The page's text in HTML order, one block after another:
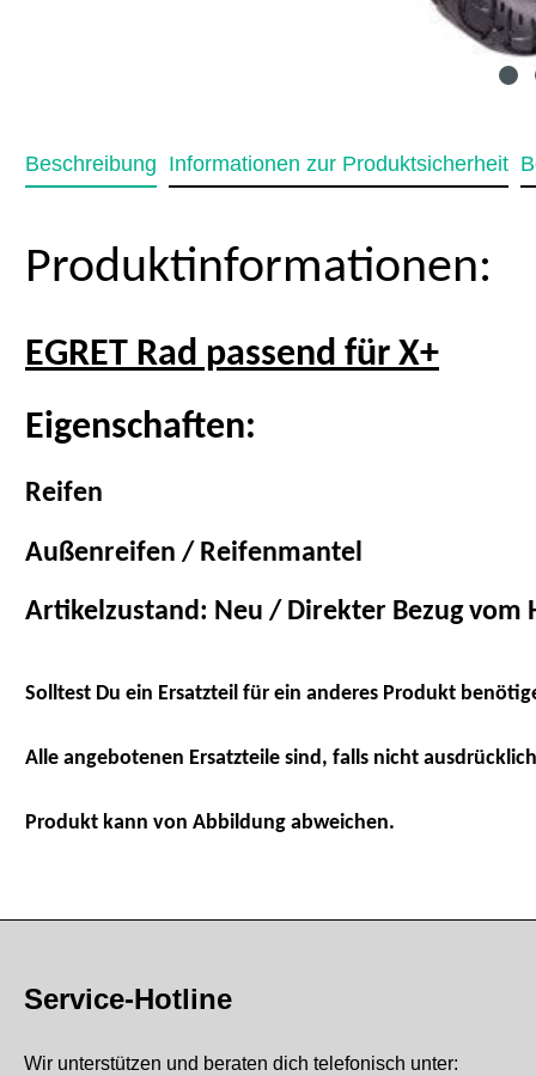
Beschreibung Informationen zur Produktsicherheit
Produktinformationen:
EGRET Rad passend für X+
Eigenschaften:
Reifen
Außenreifen / Reifenmantel
Artikelzustand: Neu / Direkter Bezug vom
Solltest Du ein Ersatzteil für ein anderes Produkt
Alle angebotenen Ersatzteile sind, falls nicht
Produkt kann von Abbildung abweichen.
Service-Hotline
Wir unterstützen und beraten dich telefonisch unter: